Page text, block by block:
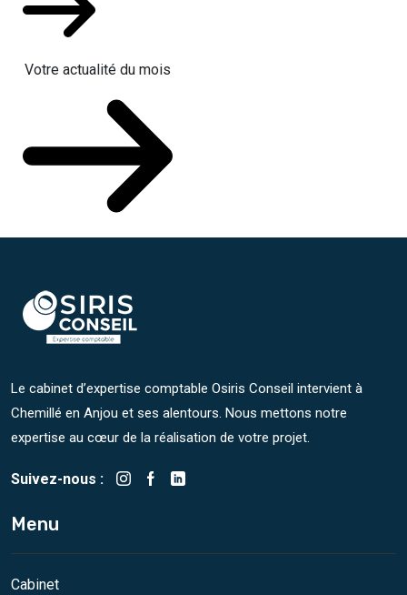
Votre actualité du mois
Le cabinet d’expertise comptable Osiris Conseil intervient à
Chemillé en Anjou et ses alentours. Nous mettons notre
expertise au cœur de la réalisation de votre projet.
Suivez-nous :
Menu
Cabinet